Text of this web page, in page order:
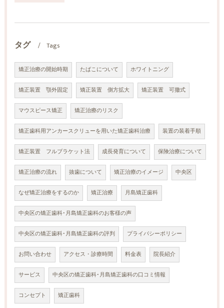
タグ Tags
矯正治療の開始時期 たばこについて ホワイトニング
矯正装置 顎外固定 矯正装置 側方拡大 矯正装置 可撤式
マウスピース矯正 矯正治療のリスク
矯正歯科用アンカースクリューを用いた矯正歯科治療 装置の装着手順
矯正装置 フルブラケット法 成長発育について 保険治療について
矯正治療の流れ 抜歯について 矯正治療のイメージ 中央区
なぜ矯正治療をするのか 矯正治療 月島矯正歯科
中央区の矯正歯科･月島矯正歯科のお客様の声
中央区の矯正歯科･月島矯正歯科の評判 プライバシーポリシー
お問い合わせ アクセス・診療時間 料金表 院長紹介
サービス 中央区の矯正歯科･月島矯正歯科の口コミ情報
コンセプト 矯正歯科